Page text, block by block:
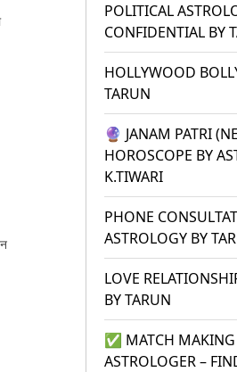
POLITICAL
CONFIDENTIAL BY
HOLLYWOOD
TARUN
🔮 JANAM PATRI
HOROSCOPE BY
K.TIWARI
PHONE
ASTROLOGY BY
LOVE
BY TARUN
✅ MATCH MAKING
ASTROLOGER –